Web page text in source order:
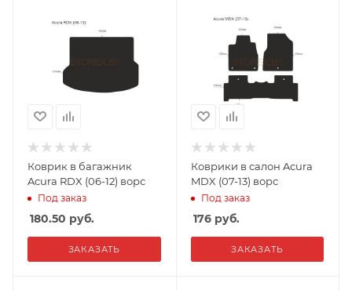
Коврик в багажник
Acura RDX (06-12) ворс
Под заказ
180.50 руб.
ЗАКАЗАТЬ
Коврики в салон Acura
MDX (07-13) ворс
Под заказ
176руб.
ЗАКАЗАТЬ